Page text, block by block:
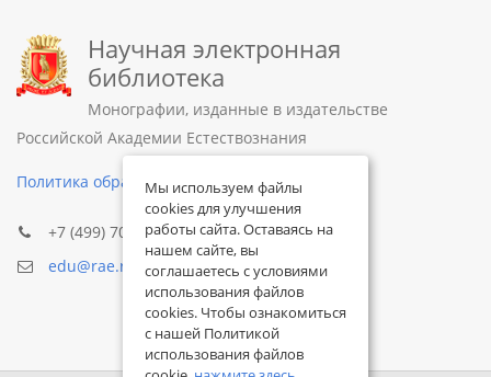
Научная электронная
библиотека
Монографии, изданные в издательстве
Российской Академии Естествознания
Политика обработки персональных данных
+7 (499) 705-72-30
edu@rae.ru
Мы используем файлы
cookies для улучшения
работы сайта. Оставаясь на
нашем сайте, вы
соглашаетесь с условиями
использования файлов
cookies. Чтобы ознакомиться
с нашей Политикой
использования файлов